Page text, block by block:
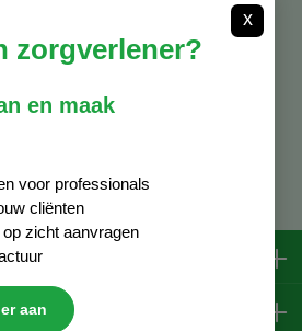
59 03
x
zorgverlener?
en maak
voor professionals
cliënten
zicht aanvragen
aan